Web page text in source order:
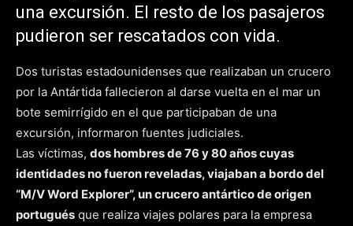
una excursión. El resto de los pasajeros
pudieron ser rescatados con vida.
Dos turistas estadounidenses que realizaban un crucero
por la Antártida fallecieron al darse vuelta en el mar un
bote semirrígido en el que participaban de una
excursión, informaron fuentes judiciales.
Las víctimas, dos hombres de 76 y 80 años cuyas
identidades no fueron reveladas, viajaban a bordo del
“M/V Word Explorer”, un crucero antártico de origen
portugués que realiza viajes polares para la empresa